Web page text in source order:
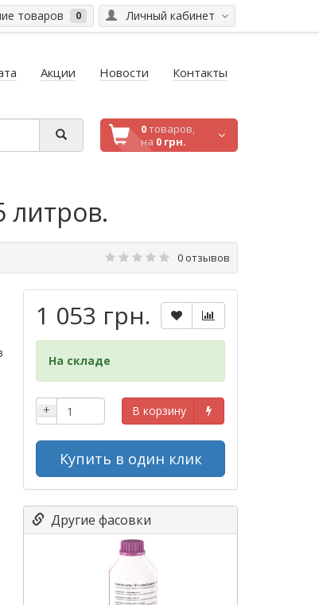
Личный кабинет
товаров 0
Акции Новости Контакты
0товаров,
на 0 грн.
литров.
0 отзывов
1 053 грн.
На складе
+ В корзину
Купить в один клик
Другие фасовки